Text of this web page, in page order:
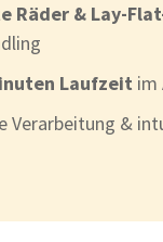
Räder & Lay-
Laufzeit im
Verarbeitung &